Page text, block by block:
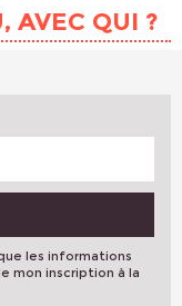
AVEC QUI ?
les informations
mon inscription à la